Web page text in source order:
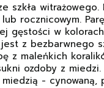
szkła witrażowego.
rocznicowym.
gęstości w
z bezbarwnego
z maleńkich
ozdoby z
- cynowaną,